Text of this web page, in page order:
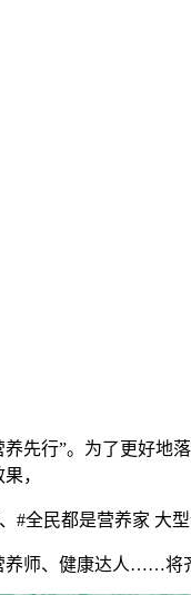
先行”。为了更好地
，
全民都是营养家 大
师、健康达人……将